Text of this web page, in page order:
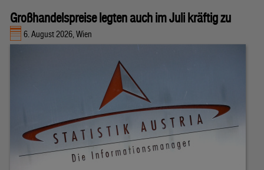
Großhandelspreise legten auch im Juli kräftig zu
6. August 2026, Wien